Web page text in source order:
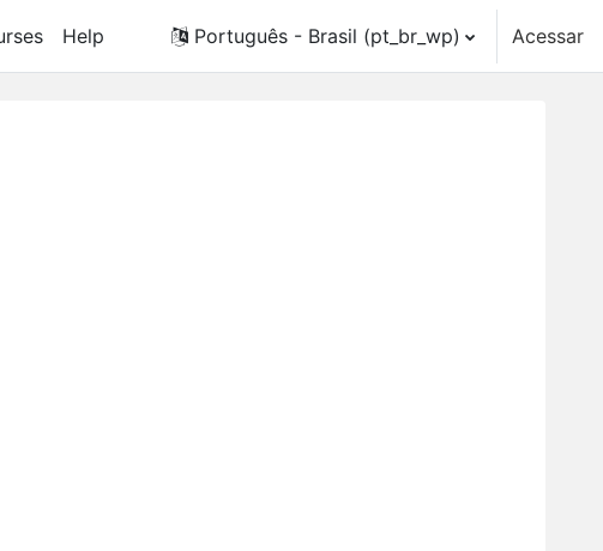
Help Português - Brasil ‎(pt_br_wp)‎ Acessar